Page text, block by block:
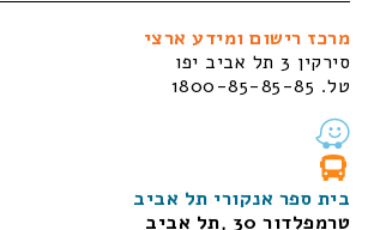
מרכז רישום ומידע ארצי
סירקין 3 תל אביב יפו
טל. 1800-85-85-85
בית ספר אנקורי תל אביב
טרמפלדור 30 ,תל אביב